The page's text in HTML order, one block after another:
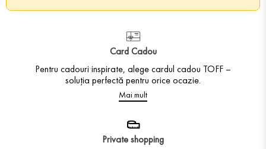
Card Cadou
Pentru cadouri inspirate, alege cardul cadou TOFF –
soluția perfectă pentru orice ocazie.
Mai mult
Private shopping